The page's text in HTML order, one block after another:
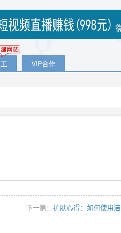
VIP合作
下一篇： 护肤心得：如何使用洁